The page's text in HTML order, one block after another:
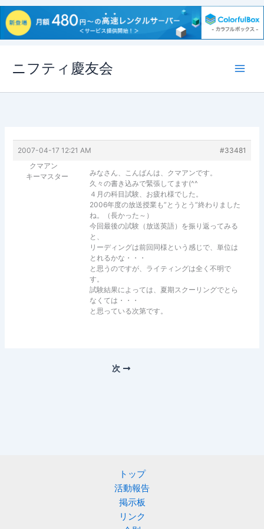
ス
ニフティ慶友会
2007-04-17 12:21 AM
#33481
クマアン
キーマスター
みなさん、こんばんは、クマアンです。
久々の書き込みで緊張してます(^^ゞ
４月の科目試験、お疲れ様でした。
2006年度の放送授業も”とうとう”終わりました
ね。（長かった～）
今回最後の試験（放送英語）を振り返ってみる
と、
リーディングは前回同様という感じで、単位は
とれるかな・・・
と思うのですが、ライティングは全く不明で
す。
試験結果によっては、夏期スクーリングでとら
なくては・・・
と思っている次第です。
次
トップ
活動報告
掲示板
リンク